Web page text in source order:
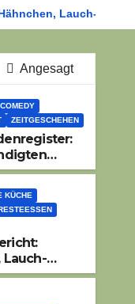
Lauch-
Angesagt
ZEITGESCHEHEN
KÜCHE
Lauch-